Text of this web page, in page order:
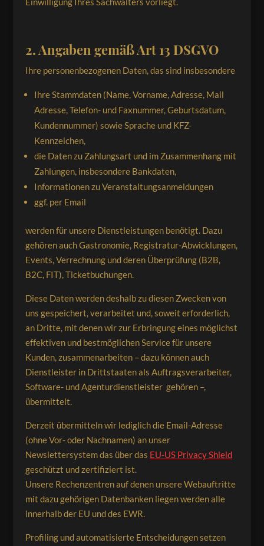
2. Angaben gemäß Art 13 DSGVO
Ihre personenbezogenen Daten, das sind insbesondere
Ihre Stammdaten (Name, Vorname, Adresse, Mail
Adresse, Telefon- und Faxnummer, Geburtsdatum,
Kundennummer) sowie Sprache und KFZ-
Kennzeichen,
die Daten zu Zahlungsart und im Zusammenhang mit
Zahlungen, insbesondere Bankdaten,
Informationen zu Veranstaltungsanmeldungen
ggf. per Email
werden für unsere Dienstleistungen benötigt. Dazu
gehören auch Gastronomie, Registratur-Abwicklungen,
Events, Verrechnung und deren Überprüfung (B2B,
B2C, FIT), Ticketbuchungen.
Diese Daten werden deshalb zu diesen Zwecken von
uns gespeichert, verarbeitet und, soweit erforderlich,
an Dritte, mit denen wir zur Erbringung eines möglichst
effektiven und bestmöglichen Service für unsere
Kunden, zusammenarbeiten – dazu können auch
Dienstleister in Drittstaaten als Auftragsverarbeiter,
Software- und Agenturdienstleister gehören –,
übermittelt.
Derzeit übermitteln wir lediglich die Email-Adresse
(ohne Vor- oder Nachnamen) an unser
Newslettersystem das über das EU-US Privacy Shield
geschützt und zertifiziert ist.
Unsere Rechenzentren auf denen unsere Webauftritte
mit dazu gehörigen Datenbanken liegen werden alle
innerhalb der EU und des EWR.
Profiling und automatisierte Entscheidungen setzen